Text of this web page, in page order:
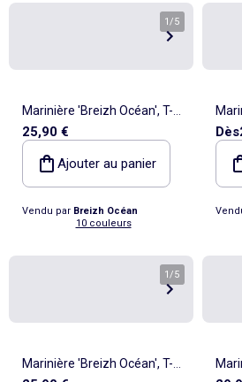
1 /5
Marinière 'Breizh Océan', T-
Shirt rayé mixte épais en
Coton Bio, Homme ou
Femme
25,90 €
Ajouter au panier
Vendu par Breizh Océan
10 couleurs
Dès
1 /5
Marinière 'Breizh Océan', T-